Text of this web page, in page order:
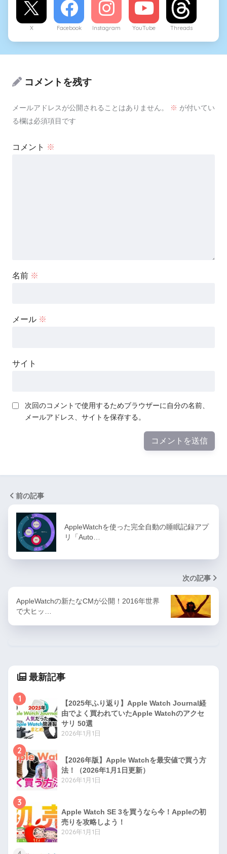
X Facebook Instagram YouTube Threads
コメントを残す
メールアドレスが公開されることはありません。 ※ が付いてい
る欄は必須項目です
コメント ※
名前 ※
メール ※
サイト
次回のコメントで使用するためブラウザーに自分の名前、
メールアドレス、サイトを保存する。
前の記事
AppleWatchを使った完全自動の睡眠記録アプ
リ「Auto…
次の記事
AppleWatchの新たなCMが公開！2016年世界
で大ヒッ…
最新記事
1
【2025年ふり返り】Apple Watch Journal経
由でよく買われていたApple Watchのアクセ
サリ 50選
2026年1月1日
2
【2026年版】Apple Watchを最安値で買う方
法！（2026年1月1日更新）
2026年1月1日
3
Apple Watch SE 3を買うなら今！Appleの初
売りを攻略しよう！
2026年1月1日